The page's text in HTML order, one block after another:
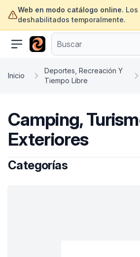
Web en modo catálogo online.
deshabilitados temporalmente.
ofertasinformatica.com
Inicio
Deportes, Recreación Y
Tiempo Libre
Camping,
Exteriores
Categorías